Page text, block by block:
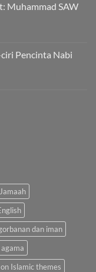
Muhammad SAW
Pencinta Nabi
dan iman
Islamic themes